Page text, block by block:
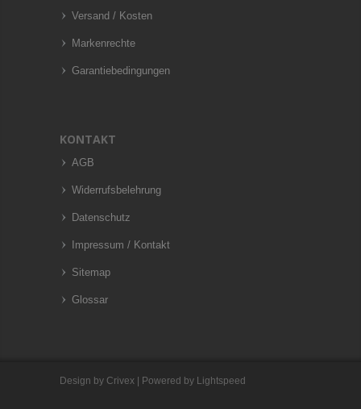
Versand / Kosten
Markenrechte
Garantiebedingungen
KONTAKT
AGB
Widerrufsbelehrung
Datenschutz
Impressum / Kontakt
Sitemap
Glossar
Design by Crivex | Powered by Lightspeed